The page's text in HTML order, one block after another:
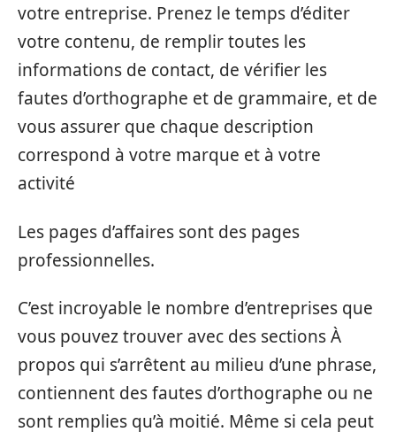
votre entreprise. Prenez le temps d’éditer
votre contenu, de remplir toutes les
informations de contact, de vérifier les
fautes d’orthographe et de grammaire, et de
vous assurer que chaque description
correspond à votre marque et à votre
activité
Les pages d’affaires sont des pages
professionnelles.
C’est incroyable le nombre d’entreprises que
vous pouvez trouver avec des sections À
propos qui s’arrêtent au milieu d’une phrase,
contiennent des fautes d’orthographe ou ne
sont remplies qu’à moitié. Même si cela peut